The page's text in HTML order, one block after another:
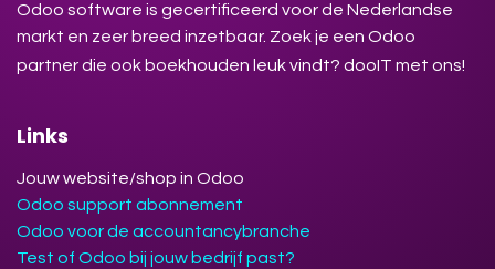
Odoo software is gecertificeerd voor de Nederlandse
markt en zeer breed inzetbaar. Zoek je een Odoo
partner die ook boekhouden leuk vindt? dooIT met ons!
Links
Jouw website/shop in Odoo
Odoo support abonnement
Odoo voor de accountancybranche
Test of Odoo bij jouw bedrijf past?